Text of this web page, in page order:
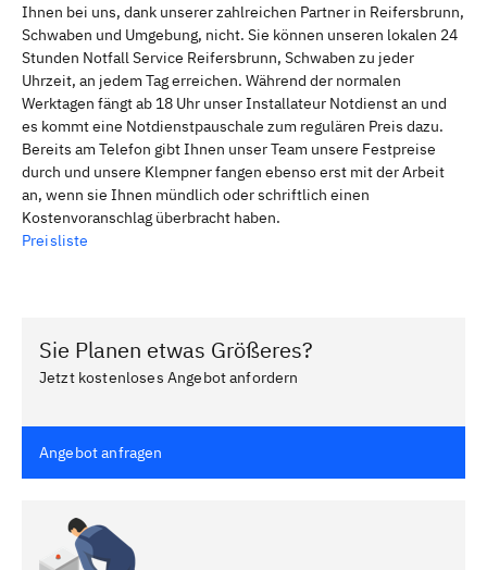
Ihnen bei uns, dank unserer zahlreichen Partner in Reifersbrunn,
Schwaben und Umgebung, nicht. Sie können unseren lokalen 24
Stunden Notfall Service Reifersbrunn, Schwaben zu jeder
Uhrzeit, an jedem Tag erreichen. Während der normalen
Werktagen fängt ab 18 Uhr unser Installateur Notdienst an und
es kommt eine Notdienstpauschale zum regulären Preis dazu.
Bereits am Telefon gibt Ihnen unser Team unsere Festpreise
durch und unsere Klempner fangen ebenso erst mit der Arbeit
an, wenn sie Ihnen mündlich oder schriftlich einen
Kostenvoranschlag überbracht haben.
Preisliste
Sie Planen etwas Größeres?
Jetzt kostenloses Angebot anfordern
Angebot anfragen